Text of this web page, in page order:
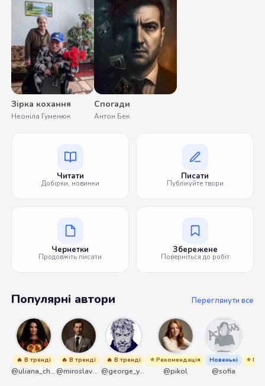
Зірка кохання
Неоніла Гуменюк
Спогади
Антон Бек
Читати
Добірки, новинки
Писати
Публікуйте твори
Чернетки
Продовжіть писати
Збережене
Поверніться до робіт
Популярні автори Переглянути все
🔥 В тренді
@uliana_chernenko
🔥 В тренді
@miroslavmaniyk
🔥 В тренді
@george_y_lawlett
⭐ Рекомендація
@pikol
Новенькі
@sofia
⭐